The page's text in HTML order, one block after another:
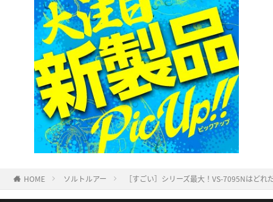
HOME ソルトルアー ［すごい］シリーズ最大！VS-7095Nはど